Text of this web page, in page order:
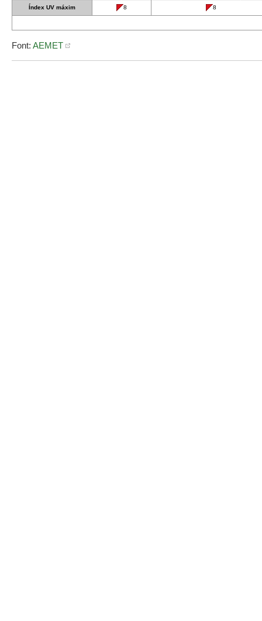
Índex UV máxim 8 8
Font: AEMET